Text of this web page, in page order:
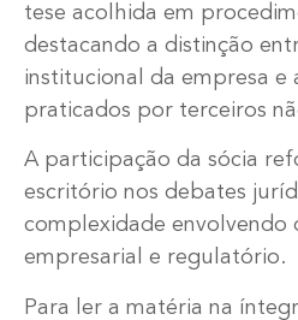
tese acolhida em
destacando a distinção
institucional da empresa e
praticados por terceiros
A participação da sócia
escritório nos debates
complexidade envolvendo
empresarial e regulatório.
Para ler a matéria na